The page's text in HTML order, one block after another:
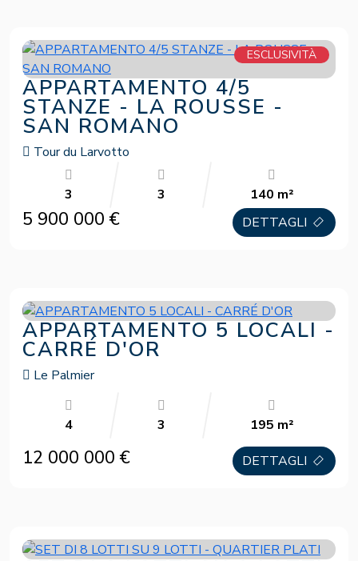
ESCLUSIVITÀ
APPARTAMENTO 4/5
STANZE - LA ROUSSE -
SAN ROMANO
Tour du Larvotto
3 3 140 m²
5 900 000 € DETTAGLI
APPARTAMENTO 5 LOCALI -
CARRÉ D'OR
Le Palmier
4 3 195 m²
12 000 000 € DETTAGLI